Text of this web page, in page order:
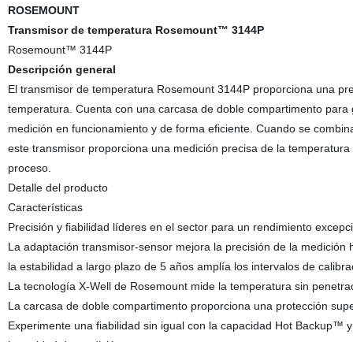
ROSEMOUNT
Transmisor de temperatura Rosemount™ 3144P
Rosemount™ 3144P
Descripción general
El transmisor de temperatura Rosemount 3144P proporciona una
temperatura. Cuenta con una carcasa de doble compartimento
medición en funcionamiento y de forma eficiente. Cuando se
este transmisor proporciona una medición precisa de la
proceso.
Detalle del producto
Características
Precisión y fiabilidad líderes en el sector para un rendimiento
La adaptación transmisor-sensor mejora la precisión de la medición
la estabilidad a largo plazo de 5 años amplía los intervalos de
La tecnología X-Well de Rosemount mide la temperatura sin
La carcasa de doble compartimento proporciona una protección
Experimente una fiabilidad sin igual con la capacidad Hot Backup™